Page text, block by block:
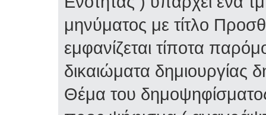
μηνύματος με τίτλο
εμφανίζεται τίποτα
δικαιώματα δημιουργίας
Θέμα του